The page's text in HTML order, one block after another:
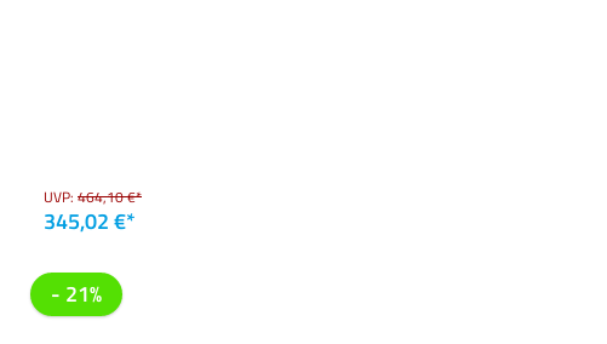
UVP: 464,10 €*
345,02 €*
- 21%